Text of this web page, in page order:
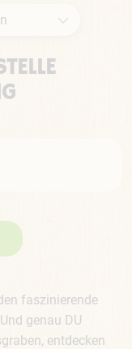
faszinierende
genau DU
entdecken